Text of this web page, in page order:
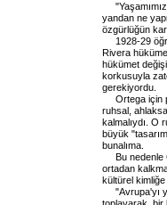
yandan ne
özgürlüğün
1928-29
Rivera
hükümet
korkusuyla
gerekiyordu.
Ortega için
ruhsal,
kalmalıydı. O
büyük
bunalıma.
Bu nedenle
ortadan
kültürel kimliğe
"Avrupa'yı